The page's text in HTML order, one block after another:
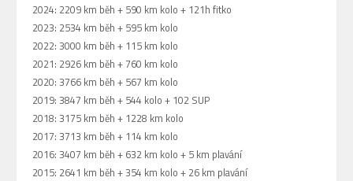
2024: 2209 km běh + 590 km kolo + 121h fitko
2023: 2534 km běh + 595 km kolo
2022: 3000 km běh + 115 km kolo
2021: 2926 km běh + 760 km kolo
2020: 3766 km běh + 567 km kolo
2019: 3847 km běh + 544 kolo + 102 SUP
2018: 3175 km běh + 1228 km kolo
2017: 3713 km běh + 114 km kolo
2016: 3407 km běh + 632 km kolo + 5 km plavání
2015: 2641 km běh + 354 km kolo + 26 km plavání